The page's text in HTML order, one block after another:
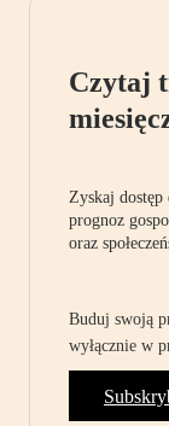
Czytaj
Zyskaj
prognoz
oraz
Buduj swoją
wyłącznie w